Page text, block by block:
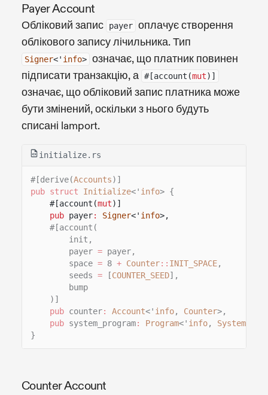
Payer Account
Обліковий запис payer оплачує створення
облікового запису лічильника. Тип
Signer<' info> означає, що платник повинен
підписати транзакцію, а #[account(mut)]
означає, що обліковий запис платника може
бути змінений, оскільки з нього будуть
списані lamport.
initialize.rs
#[derive(Accounts)]
pub struct
Initialize<' info> {
#[account(mut)]
pub payer: Signer<' info>,
#[account(
init,
payer = payer,
space = 8 + Counter:: INIT_SPACE,
seeds = [COUNTER_SEED],
bump
)]
pub counter: Account<' info, Counter>,
pub system_program: Program<' info, System
}
Counter Account